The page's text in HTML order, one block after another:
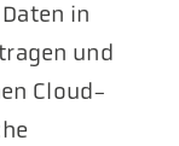
in
und
Cloud-